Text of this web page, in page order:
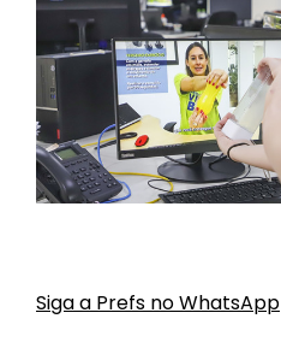
Siga a Prefs no WhatsApp